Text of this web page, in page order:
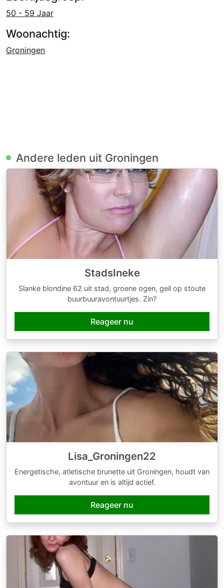
50 - 59 Jaar
Woonachtig:
Groningen
Andere leden uit Groningen
StadsIneke
Slanke blondine 62 uit stad, groene ogen, geil op stoute
buurbuuravontuurtjes. Zin?
Reageer nu
Lisa_Groningen22
Energetische, atletische brunette uit Groningen, houdt van
avontuur en is altijd actief.
Reageer nu